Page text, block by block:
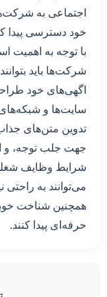
اجتماعی به
خود دسترسی پیدا
با توجه به اهمیت
شرکت‌ها باید
اگهی‌های خود
سایت‌ها و
تدوین متن‌های جذاب
جهت جلب توجه، و
شرایط وظایف
می‌توانند به
همچنین شناخت
حرفه‌ای پیدا کنند.